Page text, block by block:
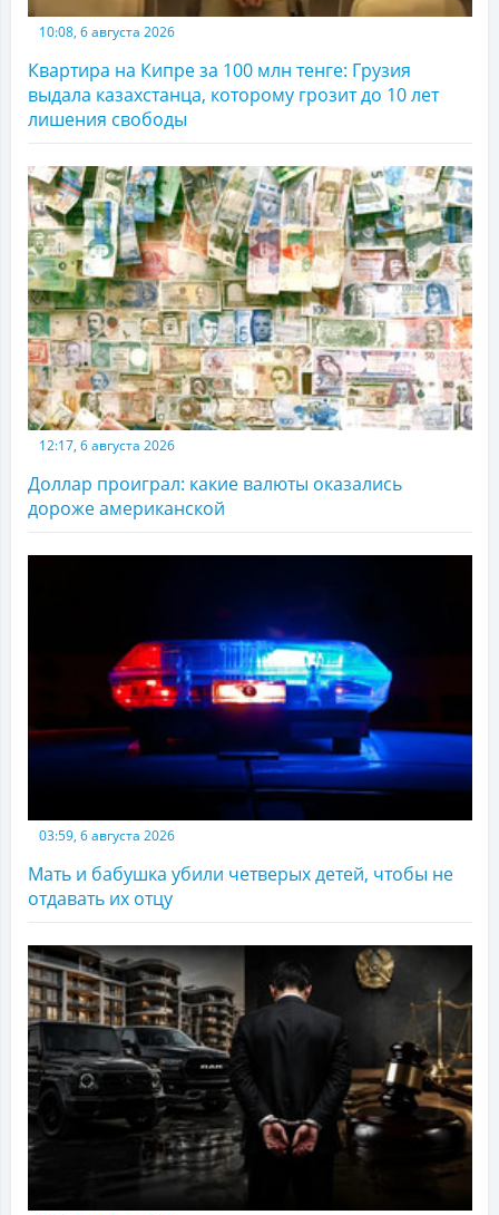
10:08, 6 августа 2026
Квартира на Кипре за 100 млн тенге: Грузия
выдала казахстанца, которому грозит до 10 лет
лишения свободы
12:17, 6 августа 2026
Доллар проиграл: какие валюты оказались
дороже американской
03:59, 6 августа 2026
Мать и бабушка убили четверых детей, чтобы не
отдавать их отцу